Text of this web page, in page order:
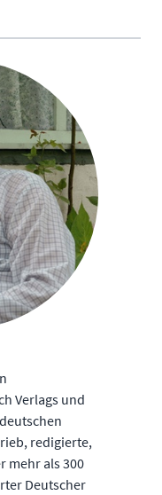
Verlags und
redigierte,
mehr als 300
Deutscher